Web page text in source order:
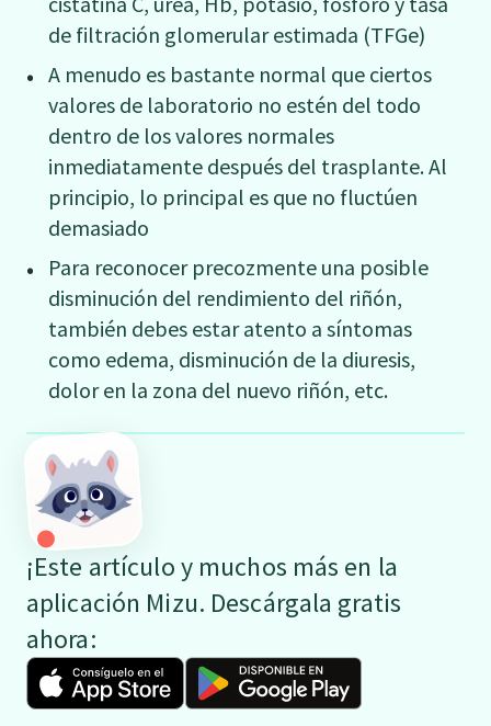
de filtración glomerular estimada (TFGe)
A menudo es bastante normal que ciertos
valores de laboratorio no estén del todo
dentro de los valores normales
inmediatamente después del trasplante. Al
principio, lo principal es que no fluctúen
demasiado
Para reconocer precozmente una posible
disminución del rendimiento del riñón,
también debes estar atento a síntomas
como edema, disminución de la diuresis,
dolor en la zona del nuevo riñón, etc.
¡Este artículo y muchos más en la
aplicación Mizu. Descárgala gratis
ahora: